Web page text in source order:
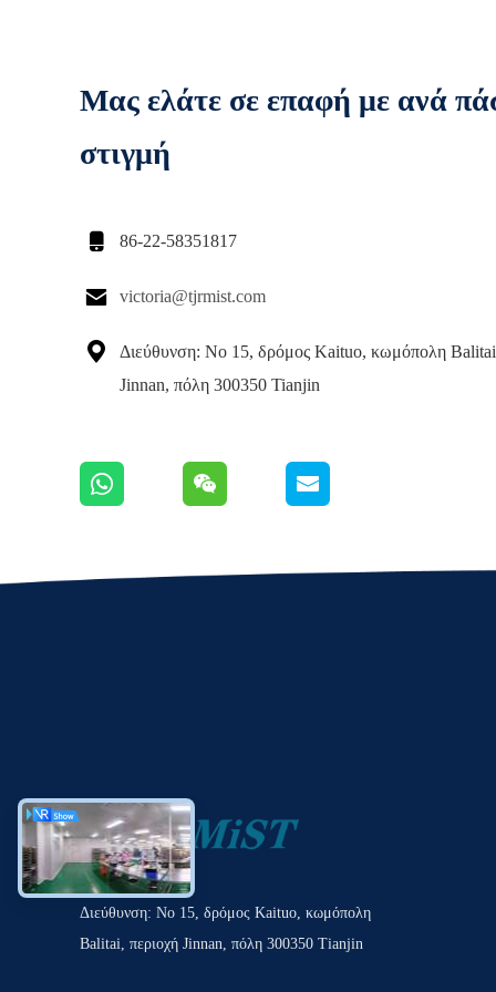
Μας ελάτε σε επαφή με ανά
στιγμή
 86-22-58351817
 victoria@tjrmist.com

Διεύθυνση: Νο 15, δρόμος Kaituo, κωμόπολη
Jinnan, πόλη 300350 Tianjin
Διεύθυνση: Νο 15, δρόμος Kaituo, κωμόπολη
Balitai, περιοχή Jinnan, πόλη 300350 Tianjin